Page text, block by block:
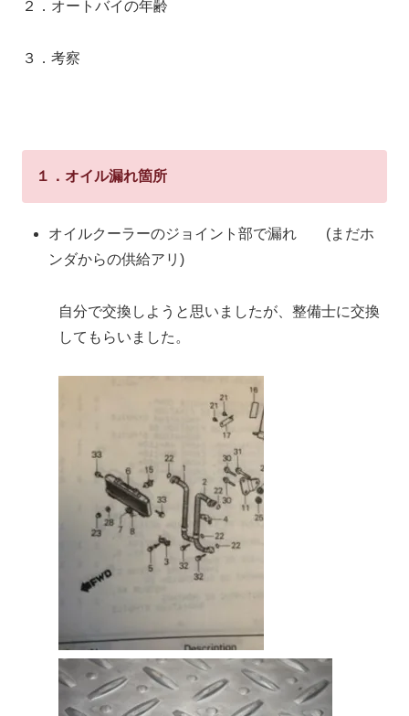
２．オートバイの年齢
３．考察
１．オイル漏れ箇所
オイルクーラーのジョイント部で漏れ (まだホ
ンダからの供給アリ)
自分で交換しようと思いましたが、整備士に交換
してもらいました。